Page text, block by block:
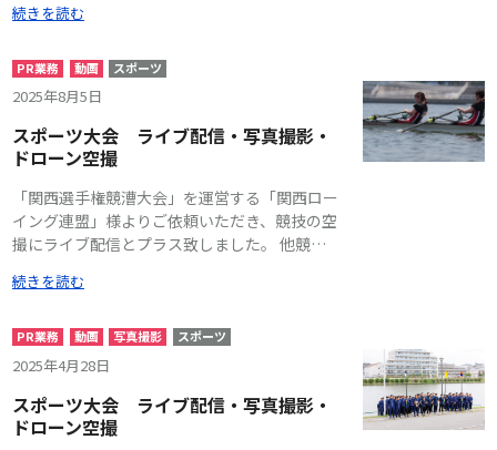
続きを読む
PR業務 動画 スポーツ
2025年8月5日
スポーツ大会 ライブ配信・写真撮影・
ドローン空撮
「関西選手権競漕大会」を運営する「関西ロー
イング連盟」様よりご依頼いただき、競技の空
撮にライブ配信とプラス致しました。 他競技
にし、映像配信でもローイングを楽しんでいた
実況には、大会運営スタッフの方が積極的に関
わってくださり、皆様でノウハウを共有しなが
みならず、実況解説の音声を会場にも届けた
い」というご意向から、会場内の配線を組み込
続きを読む
PR業務 動画 写真撮影 スポーツ
2025年4月28日
スポーツ大会 ライブ配信・写真撮影・
ドローン空撮